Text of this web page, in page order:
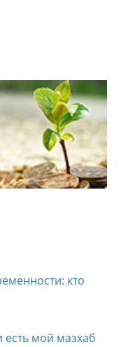
кто
есть мой мазхаб